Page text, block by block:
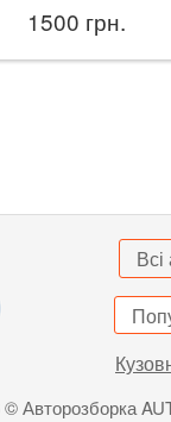
1500 грн.
Всі
Авторозборка